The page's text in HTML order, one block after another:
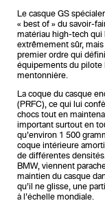
Le casque GS
« best of » du savoir-
matériau high-tech
extrêmement sûr,
premier ordre qui
équipements du pilote
mentonnière.
La coque du casque
(PRFC), ce qui lui
chocs tout en
important surtout en
qu’environ 1 500
coque intérieure
de différentes
BMW, viennent
maintien du casque
qu’il ne glisse, une
à l’échelle mondiale.